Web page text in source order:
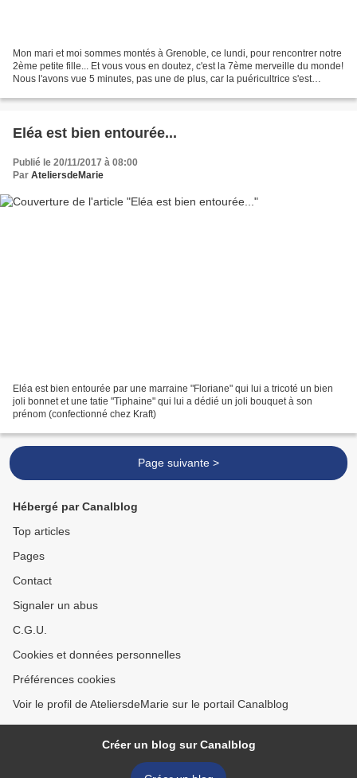
Mon mari et moi sommes montés à Grenoble, ce lundi, pour rencontrer notre
2ème petite fille... Et vous vous en doutez, c'est la 7ème merveille du monde!
Nous l'avons vue 5 minutes, pas une de plus, car la puéricultrice s'est
Eléa est bien entourée...
Publié le 20/11/2017 à 08:00
Par AteliersdeMarie
Eléa est bien entourée par une marraine "Floriane" qui lui a tricoté un bien
joli bonnet et une tatie "Tiphaine" qui lui a dédié un joli bouquet à son
prénom (confectionné chez Kraft)
Page suivante >
Hébergé par Canalblog
Top articles
Pages
Contact
Signaler un abus
C.G.U.
Cookies et données personnelles
Préférences cookies
Voir le profil de AteliersdeMarie sur le portail Canalblog
Créer un blog sur Canalblog